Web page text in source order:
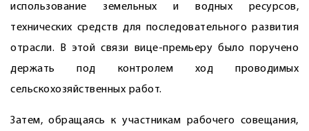
использование земельных и водных ресурсов,
технических средств для последовательного развития
отрасли. В этой связи вице-премьеру было поручено
держать под контролем ход проводимых
сельскохозяйственных работ.
Затем, обращаясь к участникам рабочего совещания,